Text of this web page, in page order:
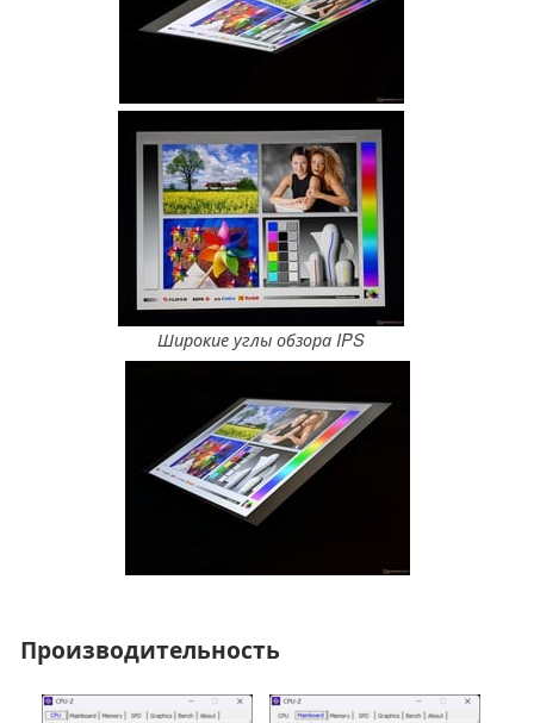
Широкие углы обзора IPS
Производительность